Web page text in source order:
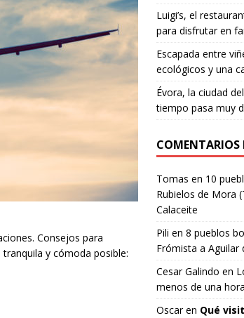
Consejos para
y cómoda posible:
Luigi’s, el
para disfrutar en
Escapada entre
ecológicos y una
Évora, la ciudad
tiempo pasa muy
COMENTARIOS
Tomas en 10
Rubielos de Mora
Calaceite
Pili en 8 pueblos
Frómista a Aguilar
Cesar Galindo en
menos de una
Oscaren Qué